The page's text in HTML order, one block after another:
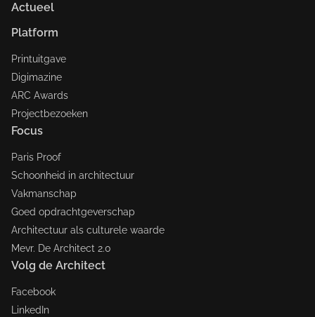
Actueel
Platform
Printuitgave
Digimazine
ARC Awards
Projectbezoeken
Focus
Paris Proof
Schoonheid in architectuur
Vakmanschap
Goed opdrachtgeverschap
Architectuur als culturele waarde
Mevr. De Architect 2.0
Volg de Architect
Facebook
LinkedIn